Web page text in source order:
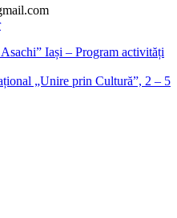
Iași – Program activități
„Unire prin Cultură”, 2 – 5